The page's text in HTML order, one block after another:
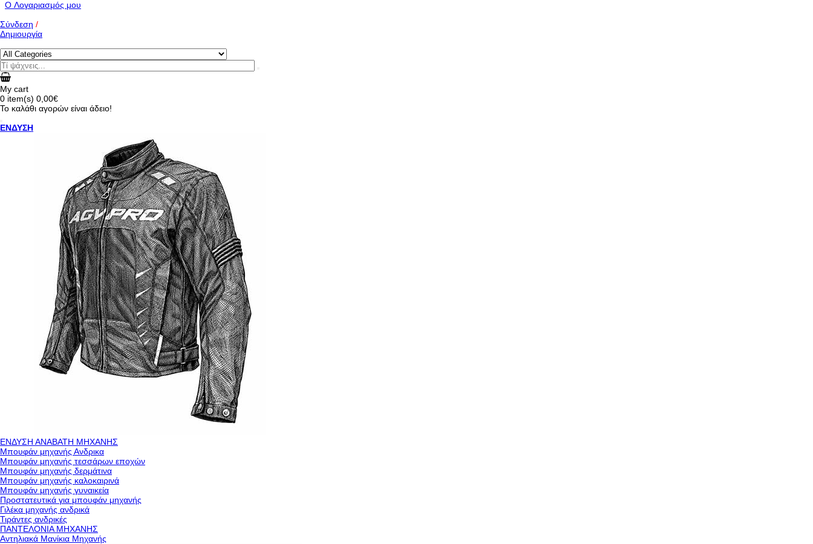
O Λογαριασμός μου
Σύνδεση /
Δημιουργία
My cart
0 item(s) 0,00€
Το καλάθι αγορών είναι άδειο!
ΕΝΔΥΣΗ
ΕΝΔΥΣΗ ΑΝΑΒΑΤΗ ΜΗΧΑΝΗΣ
Μπουφάν μηχανής Ανδρικα
Μπουφάν μηχανής τεσσάρων εποχών
Μπουφάν μηχανής δερμάτινα
Μπουφάν μηχανής καλοκαιρινά
Μπουφάν μηχανής γυναικεία
Προστατευτικά για μπουφάν μηχανής
Γιλέκα μηχανής ανδρικά
Τιράντες ανδρικές
ΠΑΝΤΕΛΟΝΙΑ ΜΗΧΑΝΗΣ
Αντηλιακά Μανίκια Μηχανής